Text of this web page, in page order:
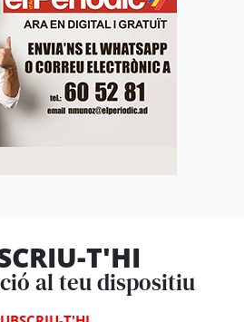
T'HI
al teu dispositiu